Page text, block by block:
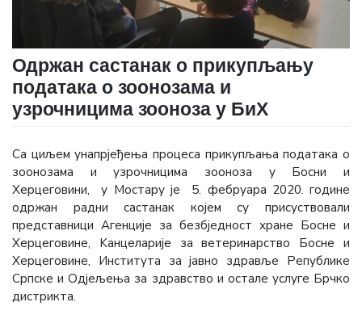
Одржан састанак о прикупљању
података о зоонозама и
узрочницима зооноза у БиХ
Сa циљем унапрјеђења процеса прикупљања података о
зоонозама и узрочницима зооноза у Босни и
Херцеговини, у Мостару је 5. фебруара 2020. године
одржан радни састанак којем су присуствовали
представници Агенције за безбједност хране Босне и
Херцеговине, Kанцеларије за ветеринарство Босне и
Херцеговине, Института за јавно здравље Републике
Српске и Одjељeња за здравство и остале услуге Брчко
дистрикта.